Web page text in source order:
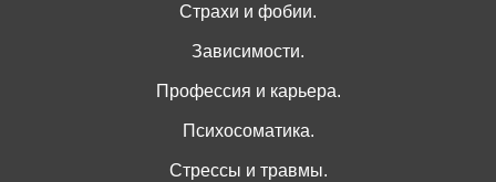
Страхи и фобии.
Зависимости.
Профессия и карьера.
Психосоматика.
Стрессы и травмы.